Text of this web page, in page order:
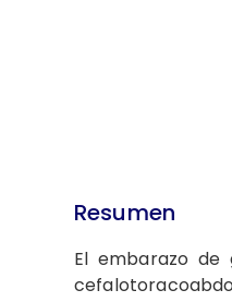
Resumen
El embarazo de